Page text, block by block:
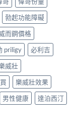
勃起功能障礙
而鋼價格
priligy
必利吉
威壯
樂威壯效果
男性健康
達泊西汀